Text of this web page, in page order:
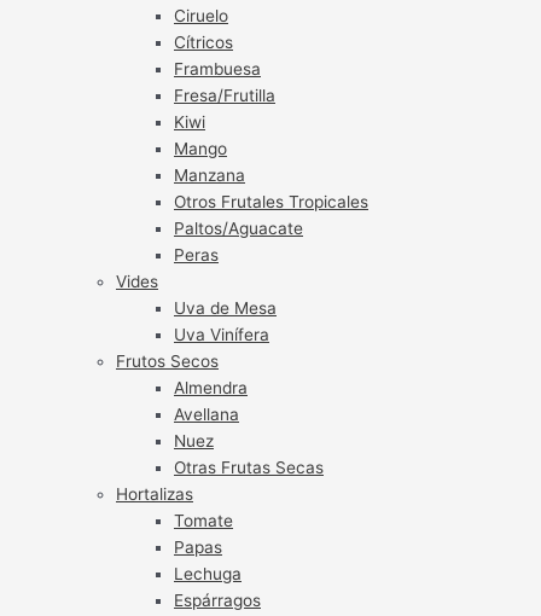
Ciruelo
Cítricos
Frambuesa
Fresa/Frutilla
Kiwi
Mango
Manzana
Otros Frutales Tropicales
Paltos/Aguacate
Peras
Vides
Uva de Mesa
Uva Vinífera
Frutos Secos
Almendra
Avellana
Nuez
Otras Frutas Secas
Hortalizas
Tomate
Papas
Lechuga
Espárragos